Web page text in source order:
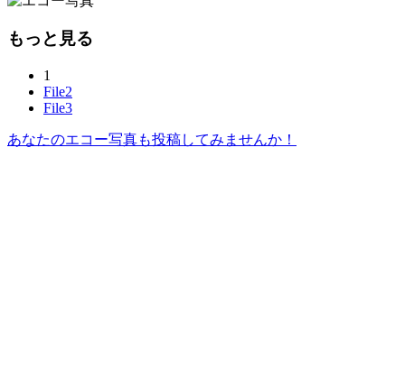
もっと見る
1
File2
File3
あなたのエコー写真も投稿してみませんか！